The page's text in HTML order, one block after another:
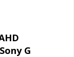
G